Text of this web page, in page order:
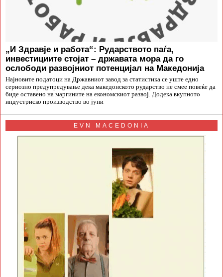
„И Здравје и работа“: Рударството паѓа,
инвестициите стојат – државата мора да го
ослободи развојниот потенцијал на Македонија
Најновите податоци на Државниот завод за статистика се уште едно
сериозно предупредување дека македонското рударство не смее повеќе да
биде оставено на маргините на економскиот развој. Додека вкупното
индустриско производство во јуни
EVN MACEDONIA